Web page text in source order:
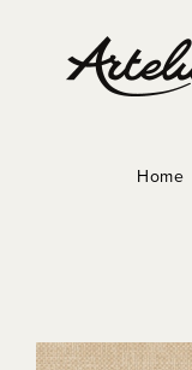
Home